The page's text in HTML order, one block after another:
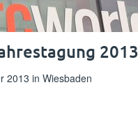
2013
2013 in Wiesbaden